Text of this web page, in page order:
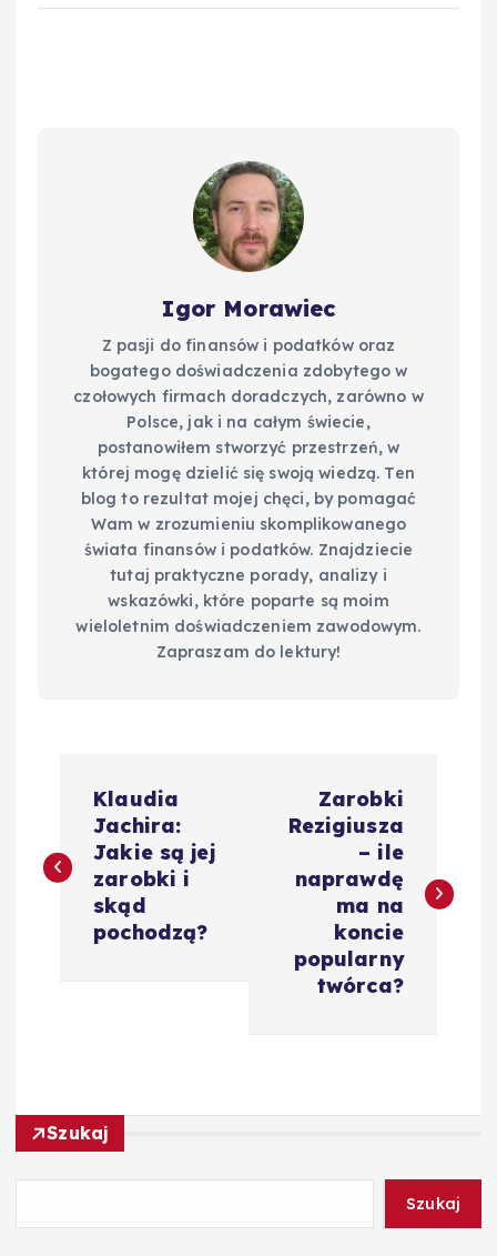
c
er m d k p
Igor Morawiec
Z pasji do finansów i podatków oraz
bogatego doświadczenia zdobytego w
czołowych firmach doradczych, zarówno w
Polsce, jak i na całym świecie,
postanowiłem stworzyć przestrzeń, w
której mogę dzielić się swoją wiedzą. Ten
blog to rezultat mojej chęci, by pomagać
Wam w zrozumieniu skomplikowanego
świata finansów i podatków. Znajdziecie
tutaj praktyczne porady, analizy i
wskazówki, które poparte są moim
wieloletnim doświadczeniem zawodowym.
Zapraszam do lektury!
w
c
j
a
Klaudia
Jachira:
Jakie są jej
zarobki i
skąd
pochodzą?
Zarobki
Rezigiusza
– ile
naprawdę
ma na
koncie
popularny
twórca?
Szukaj
Szukaj